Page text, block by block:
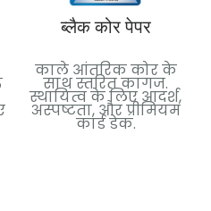
ब्लैक कोर पेपर
काले आंतरिक कोर के
साथ स्तरित कागज.
स्थायित्व के लिए आदर्श,
अस्पष्टता, और प्रीमियम
कार्ड डेक.